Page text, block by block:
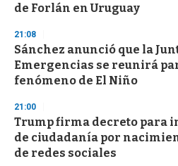
de Forlán en Uruguay
21:08
Sánchez anunció que la
Emergencias se reunirá
fenómeno de El Niño
21:00
Trump firma decreto para
de ciudadanía por
de redes sociales